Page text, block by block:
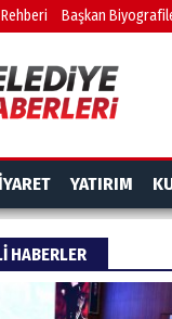
Başkan
YATIRIM
HABERLER